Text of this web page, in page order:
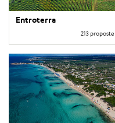
Entroterra
213 proposte